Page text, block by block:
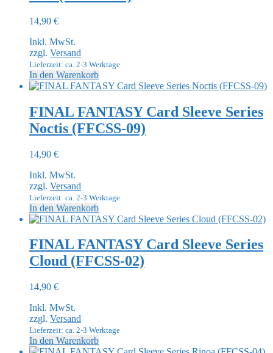
14,90 €
Inkl. MwSt.
zzgl. Versand
Lieferzeit: ca. 2-3 Werktage
In den Warenkorb
FINAL FANTASY Card Sleeve Series
Noctis (FFCSS-09)
14,90 €
Inkl. MwSt.
zzgl. Versand
Lieferzeit: ca. 2-3 Werktage
In den Warenkorb
FINAL FANTASY Card Sleeve Series
Cloud (FFCSS-02)
14,90 €
Inkl. MwSt.
zzgl. Versand
Lieferzeit: ca. 2-3 Werktage
In den Warenkorb